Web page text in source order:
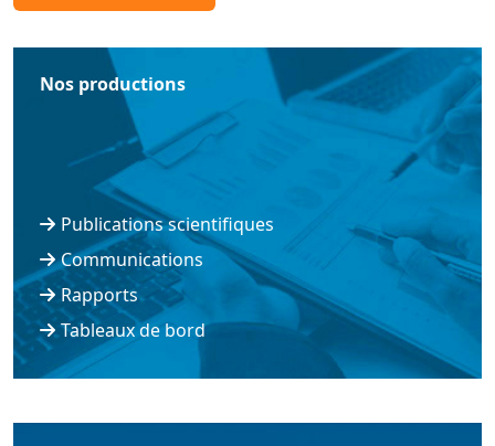
Nos productions
Publications scientifiques
Communications
Rapports
Tableaux de bord